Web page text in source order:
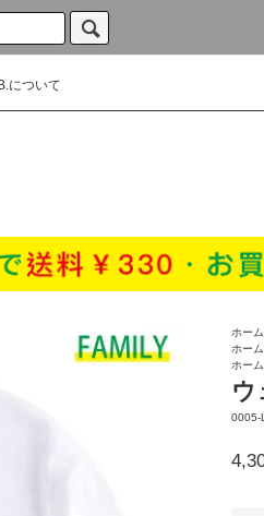
について
ホーム
ホーム
ホーム
ウ
0005-L